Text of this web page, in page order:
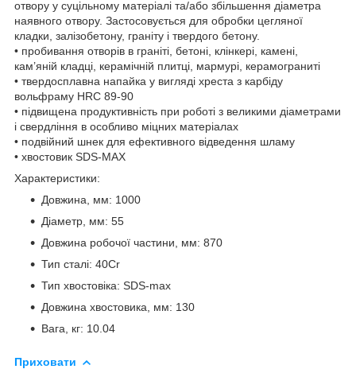
отвору у суцільному матеріалі та/або збільшення діаметра
наявного отвору. Застосовується для обробки цегляної
кладки, залізобетону, граніту і твердого бетону.
• пробивання отворів в граніті, бетоні, клінкері, камені,
кам’яній кладці, керамічній плитці, мармурі, керамограниті
• твердосплавна напайка у вигляді хреста з карбіду
вольфраму HRC 89-90
• підвищена продуктивність при роботі з великими діаметрами
і свердління в особливо міцних матеріалах
• подвійний шнек для ефективного відведення шламу
• хвостовик SDS-MAX
Характеристики:
Довжина, мм: 1000
Діаметр, мм: 55
Довжина робочої частини, мм: 870
Тип сталі: 40Cr
Тип хвостовіка: SDS-max
Довжина хвостовика, мм: 130
Вага, кг: 10.04
Приховати